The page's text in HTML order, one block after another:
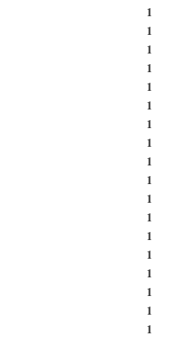
1
1
1
1
1
1
1
1
1
1
1
1
1
1
1
1
1
1